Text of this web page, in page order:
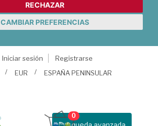
RECHAZAR
CAMBIAR PREFERENCIAS
Iniciar sesión
Registrarse
EUR ESPAÑA PENINSULAR
0